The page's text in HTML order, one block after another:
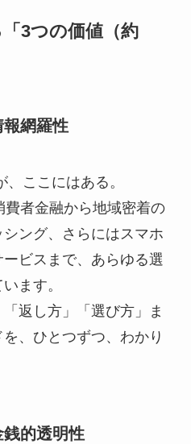
3つの価値（約
網羅性
ここにはある。
費者金融から地域密着の
ング、さらにはスマホ
ビスまで、あらゆる選
ます。
「返し方」「選び方」ま
、ひとつずつ、わかり
的透明性